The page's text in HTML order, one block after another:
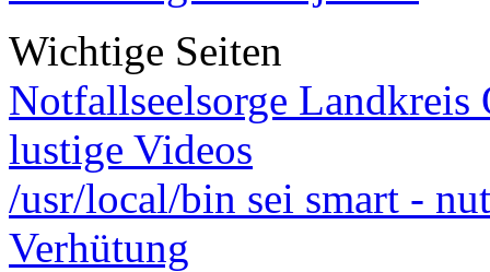
Wichtige Seiten
Notfallseelsorge Landkreis
lustige Videos
/usr/local/bin sei smart -
Verhütung